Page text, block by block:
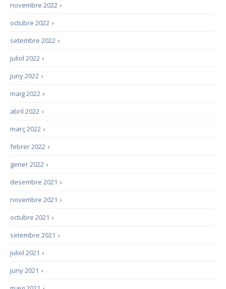
›
novembre 2022
›
octubre 2022
›
setembre 2022
›
juliol 2022
›
juny 2022
›
maig 2022
›
abril 2022
›
març 2022
›
febrer 2022
›
gener 2022
›
desembre 2021
›
novembre 2021
›
octubre 2021
›
setembre 2021
›
juliol 2021
›
juny 2021